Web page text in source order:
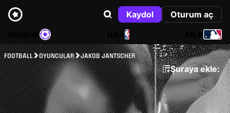
Kaydol
Oturum aç
NBA
FOOTBALL OYUNCULAR JAKOB JANTSCHER
Şuraya ekle: